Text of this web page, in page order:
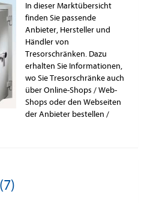
In dieser Marktübersicht
finden Sie passende
Anbieter, Hersteller und
Händler von
Tresorschränken. Dazu
erhalten Sie Informationen,
wo Sie Tresorschränke auch
über Online-Shops / Web-
Shops oder den Webseiten
der Anbieter bestellen /